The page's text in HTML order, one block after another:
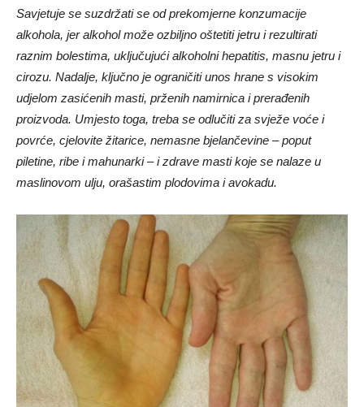
Savjetuje se suzdržati se od prekomjerne konzumacije
alkohola, jer alkohol može ozbiljno oštetiti jetru i rezultirati
raznim bolestima, uključujući alkoholni hepatitis, masnu jetru i
cirozu. Nadalje, ključno je ograničiti unos hrane s visokim
udjelom zasićenih masti, prženih namirnica i prerađenih
proizvoda. Umjesto toga, treba se odlučiti za svježe voće i
povrće, cjelovite žitarice, nemasne bjelančevine – poput
piletine, ribe i mahunarki – i zdrave masti koje se nalaze u
maslinovom ulju, orašastim plodovima i avokadu.